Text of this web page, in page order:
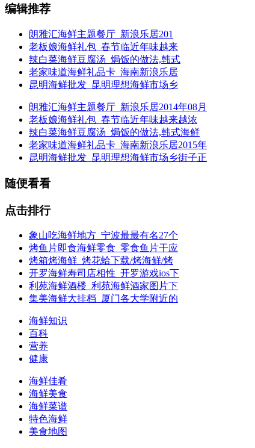
编辑推荐
朗雅汇海鲜主题餐厅_新浪乐居201
老板娘海鲜礼包_春节临近年味越来
辣白菜海鲜豆腐汤_焗饭的做法,韩式
老家味道海鲜礼品卡_海南新浪乐居
昆明海鲜批发_昆明理想海鲜市场乡
朗雅汇海鲜主题餐厅_新浪乐居2014年08月
老板娘海鲜礼包_春节临近年味越来越浓
辣白菜海鲜豆腐汤_焗饭的做法,韩式海鲜
老家味道海鲜礼品卡_海南新浪乐居2015年
昆明海鲜批发_昆明理想海鲜市场乡街子正
随便看看
点击排行
象山吃海鲜地方_宁波最最有名27个
烤鱼片即食海鲜零食_零食鱼片干应
烤箱烤海鲜_烤花蛤下载/烤海鲜/烤
开罗海鲜寿司店相性_开罗游戏ios下
利苑海鲜酒楼_利苑海鲜酒家图片下
集美海鲜大排档_厦门各大学附近的
海鲜知识
百科
营养
健康
海鲜佳肴
海鲜美食
海鲜菜谱
特色海鲜
美食地图